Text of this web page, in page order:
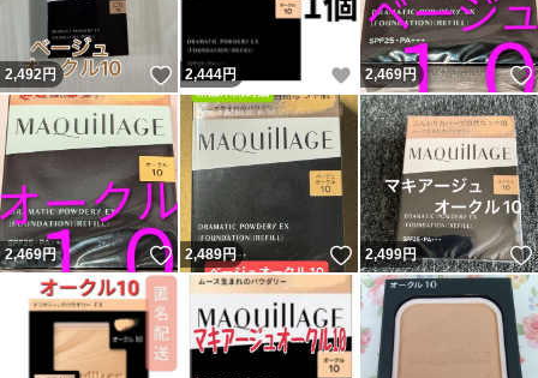
2,492円 いいね！
2,444円 いいね！
2,469円
2,469円 いいね！
2,489円 いいね！
2,499円